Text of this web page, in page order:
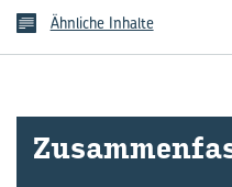
Ähnliche Inhalte